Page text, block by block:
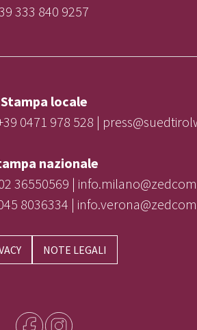
333 840 9257
Stampa locale
0471 978 528 |
nazionale
36550569 |
8036334 |
NOTE LEGALI